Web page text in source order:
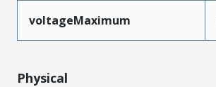
voltageMaximum
Physical